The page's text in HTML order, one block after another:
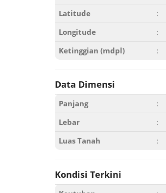
Latitude
:
Longitude
:
Ketinggian (mdpl)
:
Data Dimensi
Panjang :
Lebar
:
Luas Tanah
:
Kondisi Terkini